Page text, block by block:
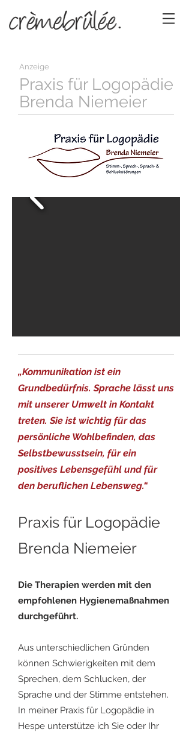
Anzeige
Praxis für Logopädie
Brenda Niemeier
„Kommunikation ist ein
Grundbedürfnis. Sprache lässt uns
mit unserer Umwelt in Kontakt
treten. Sie ist wichtig für das
persönliche Wohlbefinden, das
Selbstbewusstsein, für ein
positives Lebensgefühl und für
den beruflichen Lebensweg.“
Praxis für Logopädie
Brenda Niemeier
Die Therapien werden mit den
empfohlenen Hygienemaßnahmen
durchgeführt.
Aus unterschiedlichen Gründen
können Schwierigkeiten mit dem
Sprechen, dem Schlucken, der
Sprache und der Stimme entstehen.
In meiner Praxis für Logopädie in
Hespe unterstütze ich Sie oder Ihr